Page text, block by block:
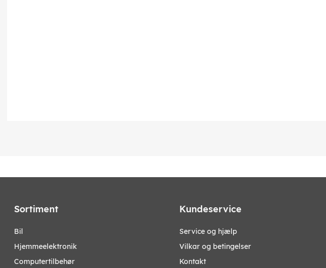
Sortiment
bil
hjemmeelektronik
computertilbehør
Kundeservice
Service og hjælp
Vilkar og betingelser
Kontakt